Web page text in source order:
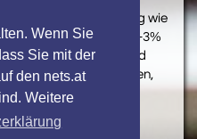
Wenn Sie
Sie mit der
den nets.at
Weitere
eine ähnliche Leistung wie
ist 1-3%
überbucht und
werden so zugewiesen,
werden kann.